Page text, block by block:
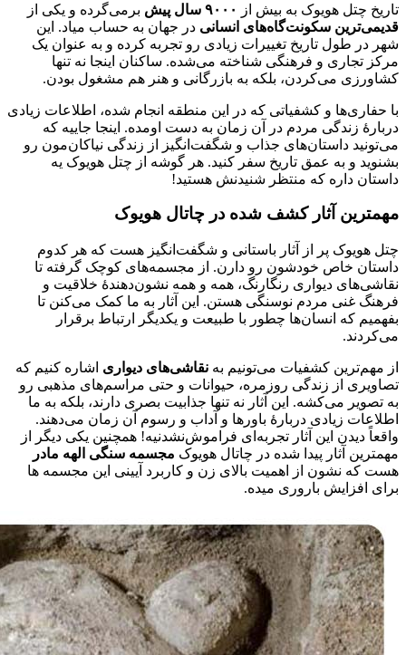
تاریخ چتل هویوک به بیش از ۹۰۰۰ سال پیش
برمی‌گرده و یکی از
قدیمی‌ترین سکونت‌گاه‌های انسانی در جهان به حساب میاد. این
شهر در طول تاریخ تغییرات زیادی رو تجربه کرده و به عنوان یک
مرکز تجاری و فرهنگی شناخته می‌شده. ساکنان اینجا نه تنها
کشاورزی می‌کردن، بلکه به بازرگانی و هنر هم مشغول بودن.
با حفاری‌ها و کشفیاتی که در این منطقه انجام شده، اطلاعات زیادی
دربارهٔ زندگی مردم در آن زمان به دست اومده. اینجا جاییه که
می‌تونید داستان‌های جذاب و شگفت‌انگیز از زندگی نیاکان‌مون رو
بشنوید و به عمق تاریخ سفر کنید. هر گوشه از چتل هویوک یه
داستان داره که منتظر شنیدنش هستید!
مهمترین آثار کشف شده در چاتال هویوک
چتل هویوک پر از آثار باستانی و شگفت‌انگیز هست که هر کدوم
داستان خاص خودشون رو دارن. از مجسمه‌های کوچک گرفته تا
نقاشی‌های دیواری رنگارنگ، همه و همه نشون‌دهندهٔ خلاقیت و
فرهنگ غنی مردم نوسنگی هستن. این آثار به ما کمک می‌کنن تا
بفهمیم که انسان‌ها چطور با طبیعت و یکدیگر ارتباط برقرار
می‌کردند.
از مهم‌ترین کشفیات می‌تونیم به نقاشی‌های دیواری اشاره کنیم که
تصاویری از زندگی روزمره، حیوانات و حتی مراسم‌های مذهبی رو
به تصویر می‌کشه. این آثار نه تنها جذابیت بصری دارند، بلکه به ما
اطلاعات زیادی دربارهٔ باورها و آداب و رسوم آن زمان می‌دهند.
واقعاً دیدن این آثار تجربه‌ای فراموش‌نشدنیه! همچنین یکی دیگر از
مهمترین آثار پیدا شده در چاتال هویوک مجسمه سنگی الهه مادر
هست که نشون از اهمیت بالای زن و کاربرد آیینی این مجسمه ها
برای افزایش باروری میده.